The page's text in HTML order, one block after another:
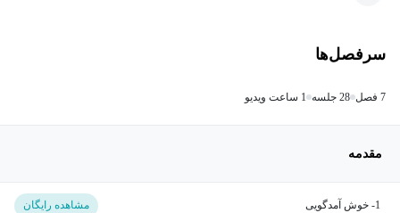
سرفصل‌ها
7 فصل 28 جلسه 1 ساعت ویدیو
مقدمه
مشاهده رایگان